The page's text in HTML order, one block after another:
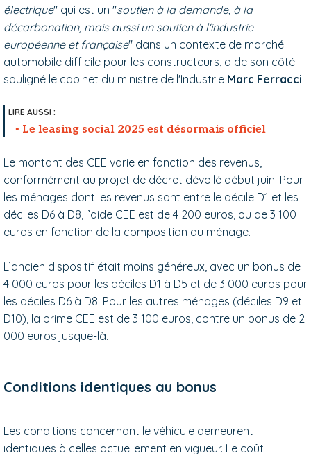
électrique" qui est un "soutien à la demande, à la
décarbonation, mais aussi un soutien à l'industrie
européenne et française" dans un contexte de marché
automobile difficile pour les constructeurs, a de son côté
souligné le cabinet du ministre de l'Industrie Marc Ferracci.
Le leasing social 2025 est désormais officiel
Le montant des CEE varie en fonction des revenus,
conformément au projet de décret dévoilé début juin. Pour
les ménages dont les revenus sont entre le décile D1 et les
déciles D6 à D8, l’aide CEE est de 4 200 euros, ou de 3 100
euros en fonction de la composition du ménage.
L’ancien dispositif était moins généreux, avec un bonus de
4 000 euros pour les déciles D1 à D5 et de 3 000 euros pour
les déciles D6 à D8. Pour les autres ménages (déciles D9 et
D10), la prime CEE est de 3 100 euros, contre un bonus de 2
000 euros jusque-là.
Conditions identiques au bonus
Les conditions concernant le véhicule demeurent
identiques à celles actuellement en vigueur. Le coût